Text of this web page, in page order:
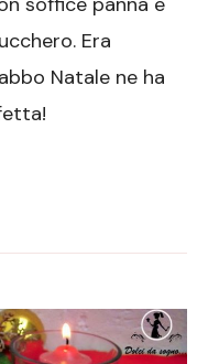
Era
Natale ne ha